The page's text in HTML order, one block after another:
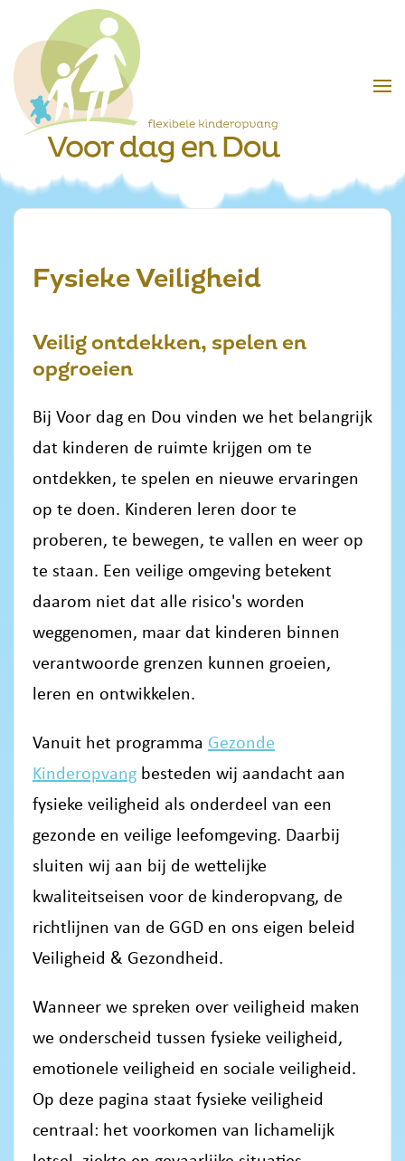
Skip to main content
Fysieke Veiligheid
Veilig ontdekken, spelen en
opgroeien
Bij Voor dag en Dou vinden we het belangrijk
dat kinderen de ruimte krijgen om te
ontdekken, te spelen en nieuwe ervaringen
op te doen. Kinderen leren door te
proberen, te bewegen, te vallen en weer op
te staan. Een veilige omgeving betekent
daarom niet dat alle risico's worden
weggenomen, maar dat kinderen binnen
verantwoorde grenzen kunnen groeien,
leren en ontwikkelen.
Vanuit het programma Gezonde
Kinderopvang besteden wij aandacht aan
fysieke veiligheid als onderdeel van een
gezonde en veilige leefomgeving. Daarbij
sluiten wij aan bij de wettelijke
kwaliteitseisen voor de kinderopvang, de
richtlijnen van de GGD en ons eigen beleid
Veiligheid & Gezondheid.
Wanneer we spreken over veiligheid maken
we onderscheid tussen fysieke veiligheid,
emotionele veiligheid en sociale veiligheid.
Op deze pagina staat fysieke veiligheid
centraal: het voorkomen van lichamelijk